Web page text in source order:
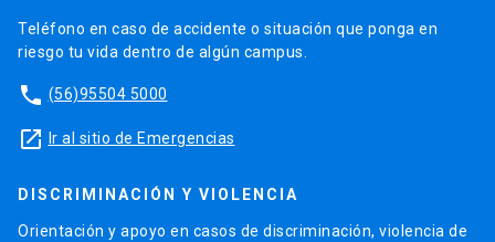
Teléfono en caso de accidente o situación que ponga en
riesgo tu vida dentro de algún campus.
phone (56)95504 5000
launch Ir al sitio de Emergencias
DISCRIMINACIÓN Y VIOLENCIA
Orientación y apoyo en casos de discriminación, violencia de